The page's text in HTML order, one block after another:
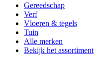
Gereedschap
Verf
Vloeren & tegels
Tuin
Alle merken
Bekijk het assortiment